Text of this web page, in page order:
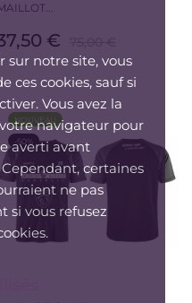
sur notre site, vous
ces cookies, sauf si
Vous avez la
navigateur pour
averti avant
certaines
ne pas
si vous refusez
€
de
base
NOUVEAU
-50%